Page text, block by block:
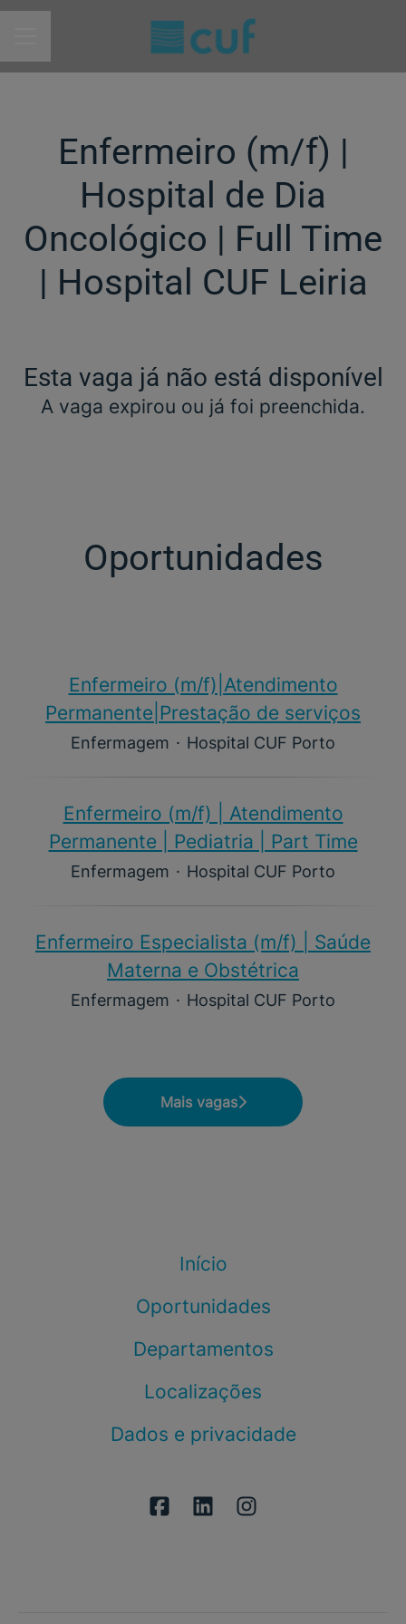
MENU DE CARREIRAS
Enfermeiro (m/f)​ |
Hospital de Dia
Oncológico | Full Time
| Hospital CUF Leiria
Esta vaga já não está disponível
A vaga expirou ou já foi preenchida.
Oportunidades
Enfermeiro (m/f)​|Atendimento
Permanente|Prestação de serviços
Enfermagem · Hospital CUF Porto
Enfermeiro (m/f)​ | Atendimento
Permanente | Pediatria | Part Time
Enfermagem · Hospital CUF Porto
Enfermeiro Especialista (m/f)​ | Saúde
Materna e Obstétrica
Enfermagem · Hospital CUF Porto
Mais vagas
Início
Oportunidades
Departamentos
Localizações
Dados e privacidade